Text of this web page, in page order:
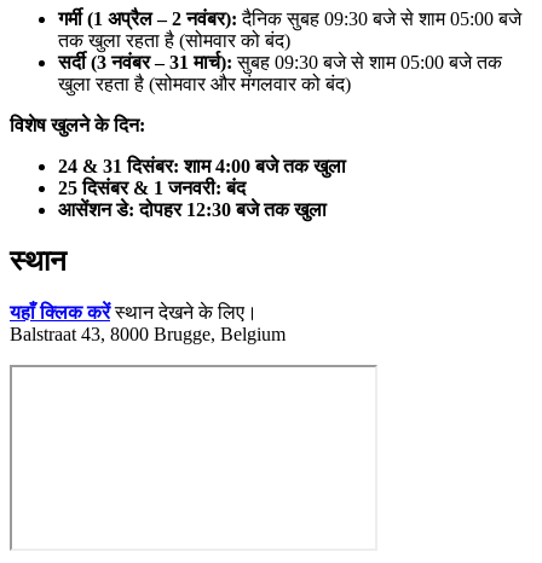
गर्मी (1 अप्रैल – 2 नवंबर): दैनिक सुबह 09:30 बजे से शाम 05:00 बजे
तक खुला रहता है (सोमवार को बंद)
सर्दी (3 नवंबर – 31 मार्च): सुबह 09:30 बजे से शाम 05:00 बजे तक
खुला रहता है (सोमवार और मंगलवार को बंद)
विशेष खुलने के दिन:
24 & 31 दिसंबर: शाम 4:00 बजे तक खुला
25 दिसंबर & 1 जनवरी: बंद
आसेंशन डे: दोपहर 12:30 बजे तक खुला
स्थान
यहाँ क्लिक करेंस्थान देखने के लिए।
Balstraat 43, 8000 Brugge, Belgium